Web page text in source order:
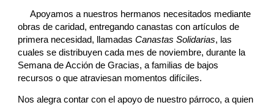
Apoyamos a nuestros hermanos necesitados mediante
obras de caridad, entregando canastas con artículos de
primera necesidad, llamadasCanastas Solidarias, las
cuales se distribuyen cada mes de noviembre, durante la
Semana de Acción de Gracias, a familias de bajos
recursos o que atraviesan momentos difíciles.
Nos alegra contar con el apoyo de nuestro párroco, a quien